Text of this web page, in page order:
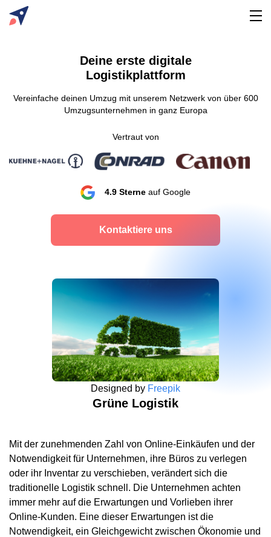
Deine erste digitale
Logistikplattform
Vereinfache deinen Umzug mit unserem Netzwerk von über 600
Umzugsunternehmen in ganz Europa
Vertraut von
4.9 Sterne auf Google
Kontaktiere uns
Designed by Freepik
Grüne Logistik
Mit der zunehmenden Zahl von Online-Einkäufen und der
Notwendigkeit für Unternehmen, ihre Büros zu verlegen
oder ihr Inventar zu verschieben, verändert sich die
traditionelle Logistik schnell. Die Unternehmen achten
immer mehr auf die Erwartungen und Vorlieben ihrer
Online-Kunden. Eine dieser Erwartungen ist die
Notwendigkeit, ein Gleichgewicht zwischen Ökonomie und